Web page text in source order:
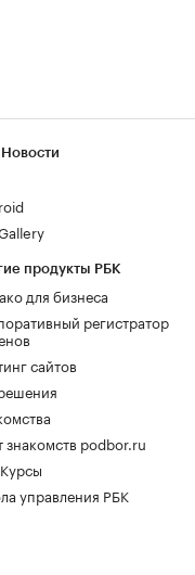
продукты РБК
для бизнеса
регистратор
сайтов
знакомств podbor.ru
управления РБК